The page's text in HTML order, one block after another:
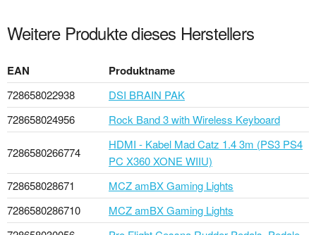
Weitere Produkte dieses Herstellers
EAN Produktname
728658022938
DSI BRAIN PAK
728658024956
Rock Band 3 with Wireless Keyboard
7286580266774
HDMI - Kabel Mad Catz 1.4 3m (PS3 PS4
PC X360 XONE WIIU)
728658028671
MCZ amBX Gaming Lights
7286580286710
MCZ amBX Gaming Lights